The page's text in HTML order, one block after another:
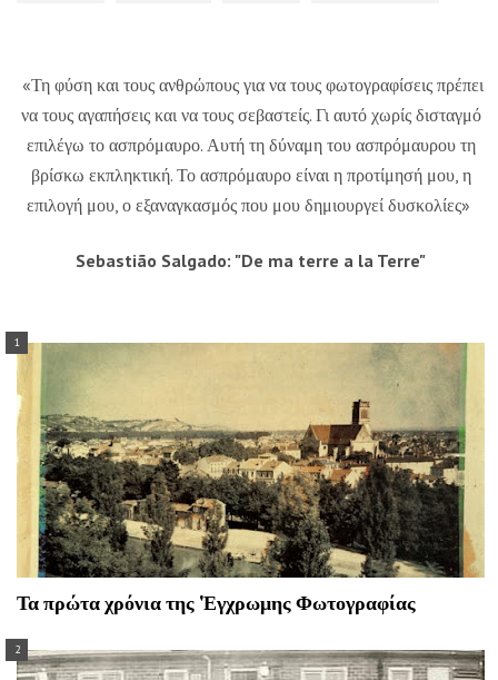
«Τη φύση και τους ανθρώπους για να τους φωτογραφίσεις πρέπει
να τους αγαπήσεις και να τους σεβαστείς. Γι αυτό χωρίς δισταγμό
επιλέγω το ασπρόμαυρο. Αυτή τη δύναμη του ασπρόμαυρου τη
βρίσκω εκπληκτική. Το ασπρόμαυρο είναι η προτίμησή μου, η
επιλογή μου, ο εξαναγκασμός που μου δημιουργεί δυσκολίες»
Sebastião Salgado: "De ma terre a la Terre"
Τα πρώτα χρόνια της 'Εγχρωμης Φωτογραφίας